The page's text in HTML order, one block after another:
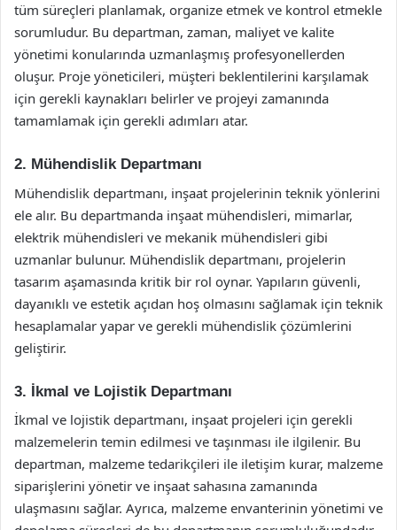
tüm süreçleri planlamak, organize etmek ve kontrol etmekle
sorumludur. Bu departman, zaman, maliyet ve kalite
yönetimi konularında uzmanlaşmış profesyonellerden
oluşur. Proje yöneticileri, müşteri beklentilerini karşılamak
için gerekli kaynakları belirler ve projeyi zamanında
tamamlamak için gerekli adımları atar.
2. Mühendislik Departmanı
Mühendislik departmanı, inşaat projelerinin teknik yönlerini
ele alır. Bu departmanda inşaat mühendisleri, mimarlar,
elektrik mühendisleri ve mekanik mühendisleri gibi
uzmanlar bulunur. Mühendislik departmanı, projelerin
tasarım aşamasında kritik bir rol oynar. Yapıların güvenli,
dayanıklı ve estetik açıdan hoş olmasını sağlamak için teknik
hesaplamalar yapar ve gerekli mühendislik çözümlerini
geliştirir.
3. İkmal ve Lojistik Departmanı
İkmal ve lojistik departmanı, inşaat projeleri için gerekli
malzemelerin temin edilmesi ve taşınması ile ilgilenir. Bu
departman, malzeme tedarikçileri ile iletişim kurar, malzeme
siparişlerini yönetir ve inşaat sahasına zamanında
ulaşmasını sağlar. Ayrıca, malzeme envanterinin yönetimi ve